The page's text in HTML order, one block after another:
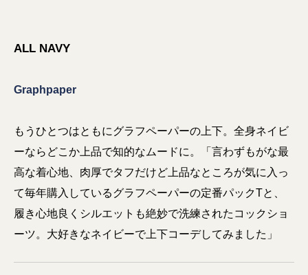
ALL NAVY
Graphpaper
もうひとつはともにグラフペーパーの上下。全身ネイビ
ーならどこか上品で知的なムードに。「言わずもがな最
高な着心地、肉厚でタフだけど上品なところが気に入っ
て毎年購入しているグラフペーパーの定番パックTと、
履き心地良くシルエットも絶妙で洗練されたコックショ
ーツ。大好きなネイビーで上下コーデしてみました」